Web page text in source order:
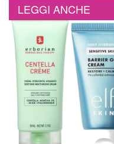
LEGGI ANCHE